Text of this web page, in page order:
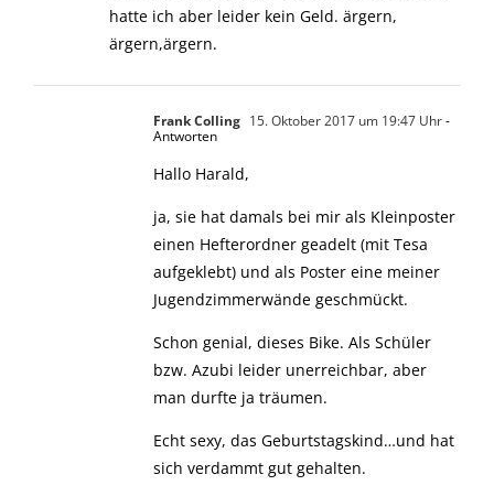
hatte ich aber leider kein Geld. ärgern,
ärgern,ärgern.
Frank Colling 15. Oktober 2017 um 19:47 Uhr-
Antworten
Hallo Harald,
ja, sie hat damals bei mir als Kleinposter
einen Hefterordner geadelt (mit Tesa
aufgeklebt) und als Poster eine meiner
Jugendzimmerwände geschmückt.
Schon genial, dieses Bike. Als Schüler
bzw. Azubi leider unerreichbar, aber
man durfte ja träumen.
Echt sexy, das Geburtstagskind…und hat
sich verdammt gut gehalten.